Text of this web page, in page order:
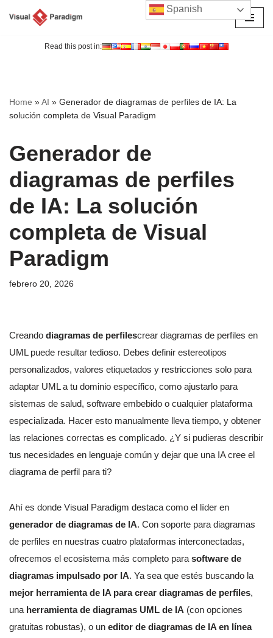
Read this post in:
Home »AI » Generador de diagramas de perfiles de IA: La
solución completa de Visual Paradigm
Generador de
diagramas de perfiles
de IA: La solución
completa de Visual
Paradigm
febrero 20, 2026
Creando diagramas de perfilescrear diagramas de perfiles en
UML puede resultar tedioso. Debes definir estereotipos
personalizados, valores etiquetados y restricciones solo para
adaptar UML a tu dominio específico, como ajustarlo para
sistemas de salud, software embebido o cualquier plataforma
especializada. Hacer esto manualmente lleva tiempo, y obtener
las relaciones correctas es complicado. ¿Y si pudieras describir
tus necesidades en lenguaje común y dejar que una IA cree el
diagrama de perfil para ti?
Ahí es donde Visual Paradigm destaca como el líder en
generador de diagramas de IA. Con soporte para diagramas
de perfiles en nuestras cuatro plataformas interconectadas,
ofrecemos el ecosistema más completo para software de
diagramas impulsado por IA. Ya sea que estés buscando la
mejor herramienta de IA para crear diagramas de perfiles,
una herramienta de diagramas UML de IA (con opciones
gratuitas robustas), o un editor de diagramas de IA en línea
Spanish